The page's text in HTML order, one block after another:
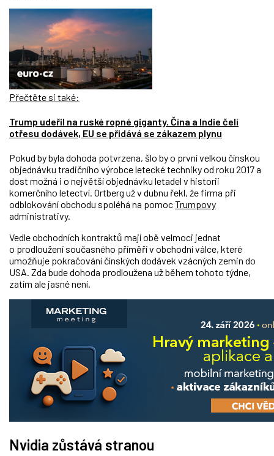
Přečtěte si také:
Trump udeřil na ruské ropné giganty. Čína a Indie čelí
otřesu dodávek, EU se přidává se zákazem plynu
Pokud by byla dohoda potvrzena, šlo by o první velkou čínskou
objednávku tradičního výrobce letecké techniky od roku 2017 a
dost možná i o největší objednávku letadel v historii
komerčního letectví. Ortberg už v dubnu řekl, že firma při
odblokování obchodu spoléhá na pomocTrumpovy
administrativy.
Vedle obchodních kontraktů mají obě velmoci jednat
o prodloužení současného příměří v obchodní válce, které
umožňuje pokračování čínských dodávek vzácných zemin do
USA. Zda bude dohoda prodloužena už během tohoto týdne,
zatím ale jasné není.
Nvidia zůstává stranou